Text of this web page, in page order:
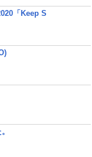
「Keep S